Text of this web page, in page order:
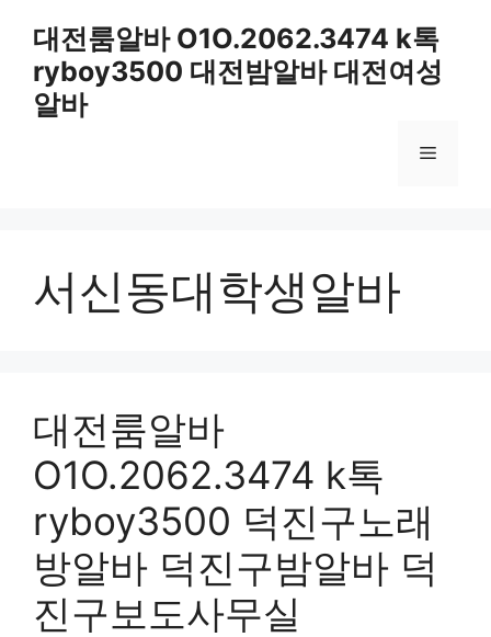
대전룸알바 O1O.2062.3474 k톡
ryboy3500 대전밤알바 대전여성
알바
메
서신동대학생알바
대전룸알바
O1O.2062.3474 k톡
ryboy3500 덕진구노래
방알바 덕진구밤알바 덕
진구보도사무실